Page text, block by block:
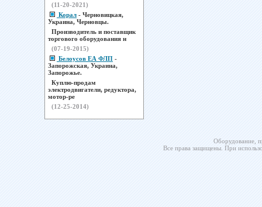
(11-20-2021)
Корал - Черновицкая,
Украина, Черновцы.
Производитель и поставщик
торгового оборудования н
(07-19-2015)
Белоусов ЕА ФЛП -
Запорожская, Украина,
Запорожье.
Куплю-продам
электродвигатели, редуктора,
мотор-ре
(12-25-2014)
Оборудование,
Все права защищены. При